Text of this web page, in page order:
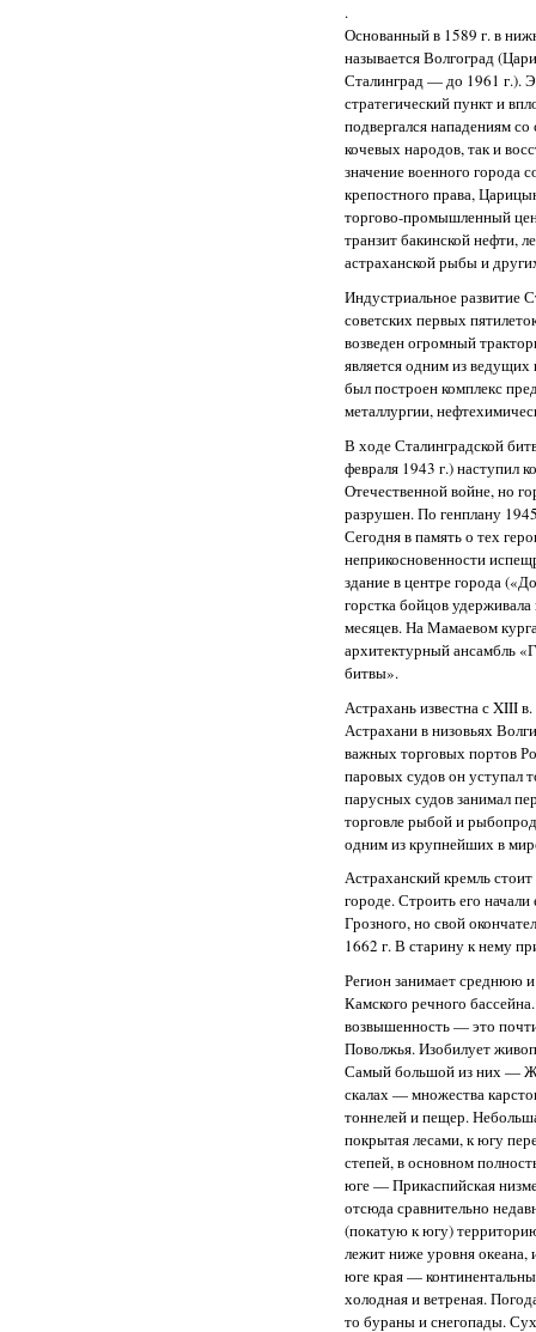
.
Основанный в 1589 г. в
называется Волгоград
Сталинград — до 1961 г.).
стратегический пункт и
подвергался нападениям
кочевых народов, так и
значение военного города
крепостного права,
торгово-промышленный
транзит бакинской нефти,
астраханской рыбы и
Индустриальное развитие
советских первых
возведен огромный
является одним из
был построен комплекс
металлургии,
В ходе Сталинградской
февраля 1943 г.) наступил
Отечественной войне, но
разрушен. По генплану
Сегодня в память о тех
неприкосновенности
здание в центре города
горстка бойцов
месяцев. На Мамаевом
архитектурный ансамбль
битвы».
Астрахань известна с XIII
Астрахани в низовьях
важных торговых портов
паровых судов он уступал
парусных судов занимал
торговле рыбой и
одним из крупнейших в
Астраханский кремль
городе. Строить его
Грозного, но свой
1662 г. В старину к нему
Регион занимает среднюю
Камского речного
возвышенность — это
Поволжья. Изобилует
Самый большой из них —
скалах — множества
тоннелей и пещер.
покрытая лесами, к югу
степей, в основном
юге — Прикаспийская
отсюда сравнительно
(покатую к югу)
лежит ниже уровня океана,
юге края —
холодная и ветреная.
то бураны и снегопады.